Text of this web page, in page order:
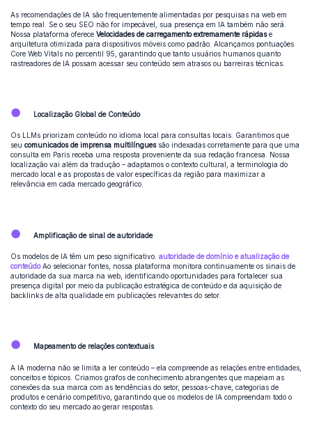
As recomendações de IA são frequentemente alimentadas por pesquisas na web em
tempo real. Se o seu SEO não for impecável, sua presença em IA também não será.
Nossa plataforma oferece Velocidades de carregamento extremamente rápidase
arquitetura otimizada para dispositivos móveis como padrão. Alcançamos pontuações
Core Web Vitals no percentil 95, garantindo que tanto usuários humanos quanto
rastreadores de IA possam acessar seu conteúdo sem atrasos ou barreiras técnicas.
● Localização Global de Conteúdo
Os LLMs priorizam conteúdo no idioma local para consultas locais. Garantimos que
seu comunicados de imprensa multilínguessão indexadas corretamente para que uma
consulta em Paris receba uma resposta proveniente da sua redação francesa. Nossa
localização vai além da tradução – adaptamos o contexto cultural, a terminologia do
mercado local e as propostas de valor específicas da região para maximizar a
relevância em cada mercado geográfico.
● Amplificação de sinal de autoridade
Os modelos de IA têm um peso significativo. autoridade de domínio e atualização de
conteúdoAo selecionar fontes, nossa plataforma monitora continuamente os sinais de
autoridade da sua marca na web, identificando oportunidades para fortalecer sua
presença digital por meio da publicação estratégica de conteúdo e da aquisição de
backlinks de alta qualidade em publicações relevantes do setor.
● Mapeamento de relações contextuais
A IA moderna não se limita a ler conteúdo – ela compreende as relações entre entidades,
conceitos e tópicos. Criamos grafos de conhecimento abrangentes que mapeiam as
conexões da sua marca com as tendências do setor, pessoas-chave, categorias de
produtos e cenário competitivo, garantindo que os modelos de IA compreendam todo o
contexto do seu mercado ao gerar respostas.